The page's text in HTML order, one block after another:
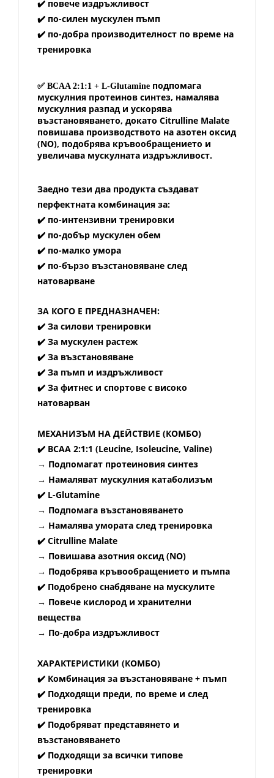
✔️ повече издръжливост
✔️ по-силен мускулен пъмп
✔️ по-добра производителност по време на
тренировка
✅ BCAA 2:1:1 + L-Glutamine подпомага
мускулния протеинов синтез, намалява
мускулния разпад и ускорява
възстановяването, докато Citrulline Malate
повишава производството на азотен оксид
(NO), подобрява кръвообращението и
увеличава мускулната издръжливост.
Заедно тези два продукта създават
перфектната комбинация за:
✔️ по-интензивни тренировки
✔️ по-добър мускулен обем
✔️ по-малко умора
✔️ по-бързо възстановяване след
натоварване
ЗА КОГО Е ПРЕДНАЗНАЧЕН:
✔️ За силови тренировки
✔️ За мускулен растеж
✔️ За възстановяване
✔️ За пъмп и издръжливост
✔️ За фитнес и спортове с високо
натоварван
МЕХАНИЗЪМ НА ДЕЙСТВИЕ (КОМБО)
✔️ BCAA 2:1:1 (Leucine, Isoleucine, Valine)
→ Подпомагат протеиновия синтез
→ Намаляват мускулния катаболизъм
✔️ L-Glutamine
→ Подпомага възстановяването
→ Намалява умората след тренировка
✔️ Citrulline Malate
→ Повишава азотния оксид (NO)
→ Подобрява кръвообращението и пъмпа
✔️ Подобрено снабдяване на мускулите
→ Повече кислород и хранителни
вещества
→ По-добра издръжливост
ХАРАКТЕРИСТИКИ (КОМБО)
✔️ Комбинация за възстановяване + пъмп
✔️ Подходящи преди, по време и след
тренировка
✔️ Подобряват представянето и
възстановяването
✔️ Подходящи за всички типове
тренировки